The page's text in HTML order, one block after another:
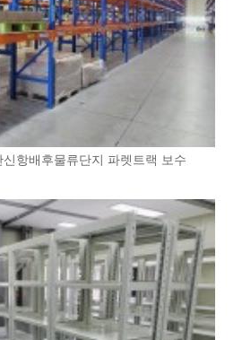
항배후물류단지 파렛트랙 보수